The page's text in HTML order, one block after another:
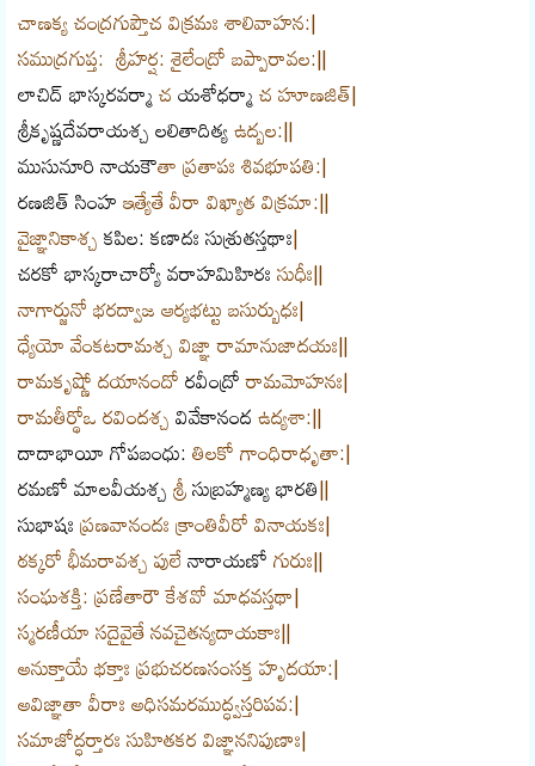
చాణక్య చంద్రగుప్తౌచ విక్రమః శాలివాహన:|
సముద్రగుప్త: శ్రీహర్ష: శైలేంద్రో బప్పారావల:||
లాచిద్భాస్కరవర్మాచయశోధర్మాచ హూణజిత్|
శ్రీకృష్ణదేవరాయశ్చలలితాదిత్యఉద్బల:||
ముసునూరి నాయకౌతా ప్రతాపః శివభూపతి:|
రణజిత్ సింహఇత్యేతే వీరా విఖ్యాత విక్రమా:||
వైజ్ఞానికాశ్చకపిల:కణాదఃసుశ్రుతస్తథాః|
చరకోభాస్కరాచార్యోవరాహమిహిరఃసుధీః||
నాగార్జునో భరద్వాజ ఆర్యభట్టు బసుర్బుధః|
ధ్యేయో వేంకటరామశ్చ విజ్ఞా రామానుజాదయః||
రామకృష్ణో దయానందోరవీంద్రోరామమోహనః|
రామతీర్థోఒ రవిందశ్చవివేకానందఉద్యశా:||
దాదాభాయీగోపబంధు:తిలకో గాంధిరాధృతా:|
రమణోమాలవీయశ్చశ్రీసుబ్రహ్మణ్య భారతి||
సుభాషఃప్రణవానందః క్రాంతివీరో వినాయకః|
ఠక్కరో భీమరావశ్చ పులేనారాయణోగురుః||
సంఘశక్తి: ప్రణేతారౌ కేశవో మాధవస్తథా|
స్మరణీయా సదైవైతే నవచైతన్యదాయకాః||
అనుక్తాయే భక్తాః ప్రభుచరణసంసక్త హృదయా:|
అవిజ్ఞాతా వీరాః అధిసమరముద్ధ్వస్తరిపవ:|
సమాజోద్ధర్తారః సుహితకర విజ్ఞాననిపుణాః|